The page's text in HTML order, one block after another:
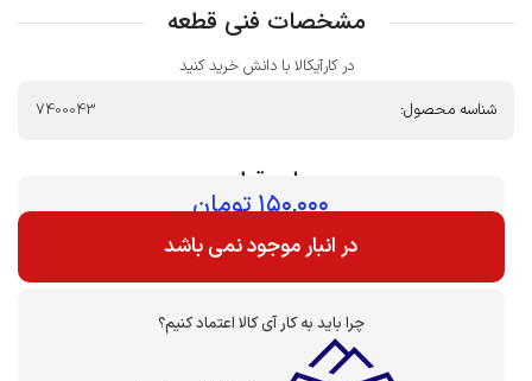
مشخصات فنی قطعه
در کارآیکالا با دانش خرید کنید
شناسه محصول:
7400043
بهای قطعه :
۱۵۰,۰۰۰تومان
در انبار موجود نمی باشد
چرا باید به کار آی کالا اعتماد کنیم؟